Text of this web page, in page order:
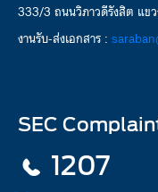
333/3 ถนนวิภาวดีรังสิต แข
งานรับ-ส่งเอกสาร :
SEC
1207